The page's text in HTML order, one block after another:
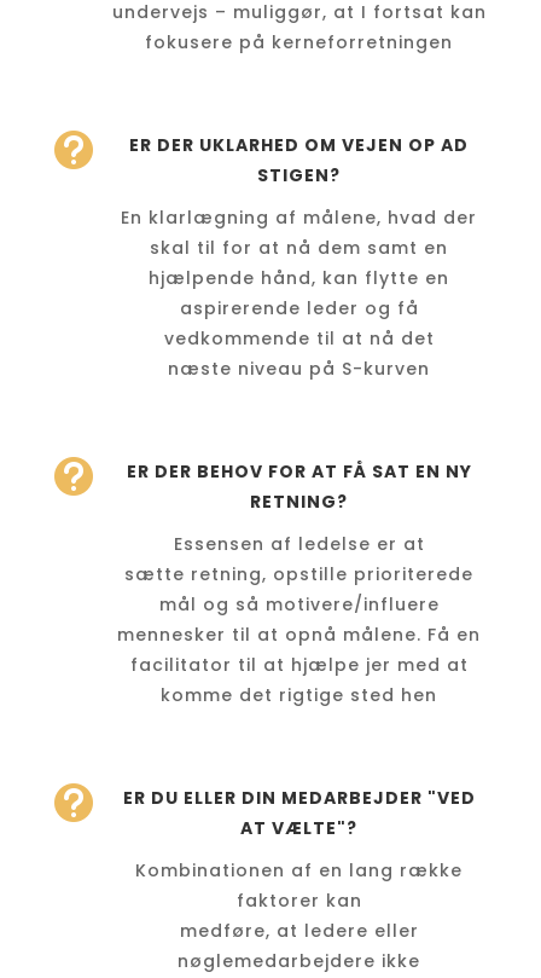
undervejs – muliggør, at I fortsat kan
fokusere på kerneforretningen

ER DER UKLARHED OM VEJEN OP AD
STIGEN?
En klarlægning af målene, hvad der
skal til for at nå dem samt en
hjælpende hånd, kan flytte en
aspirerende leder og få
vedkommende til at nå det
næste niveau på S-kurven

ER DER BEHOV FOR AT FÅ SAT EN NY
RETNING?
Essensen af ledelse er at
sætte retning, opstille prioriterede
mål og så motivere/influere
mennesker til at opnå målene. Få en
facilitator til at hjælpe jer med at
komme det rigtige sted hen

ER DU ELLER DIN MEDARBEJDER "VED
AT VÆLTE"?
Kombinationen af en lang række
faktorer kan
medføre, at ledere eller
nøglemedarbejdere ikke